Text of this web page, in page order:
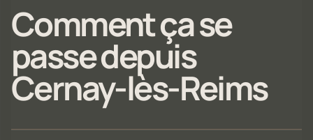
Comment ça se
passe depuis
Cernay-lès-Reims